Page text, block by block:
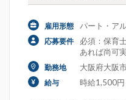
雇用形態 パート・ア
応募要件
必須：保育
あれば尚可
勤務地 大阪府大阪
給与 時給1,500